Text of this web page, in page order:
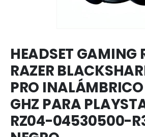
HEADSET GAMING
RAZER
PRO
GHZ PARA
RZ04-04530500-